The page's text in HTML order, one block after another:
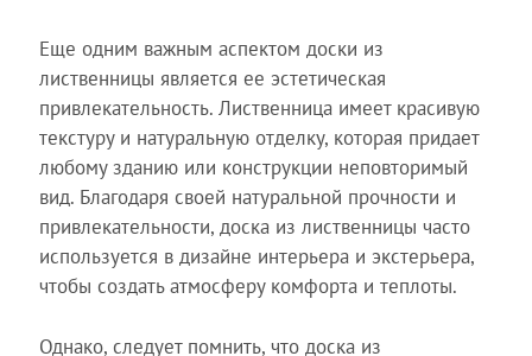
Еще одним важным аспектом доски из
лиственницы является ее эстетическая
привлекательность. Лиственница имеет красивую
текстуру и натуральную отделку, которая придает
любому зданию или конструкции неповторимый
вид. Благодаря своей натуральной прочности и
привлекательности, доска из лиственницы часто
используется в дизайне интерьера и экстерьера,
чтобы создать атмосферу комфорта и теплоты.
Однако, следует помнить, что доска из